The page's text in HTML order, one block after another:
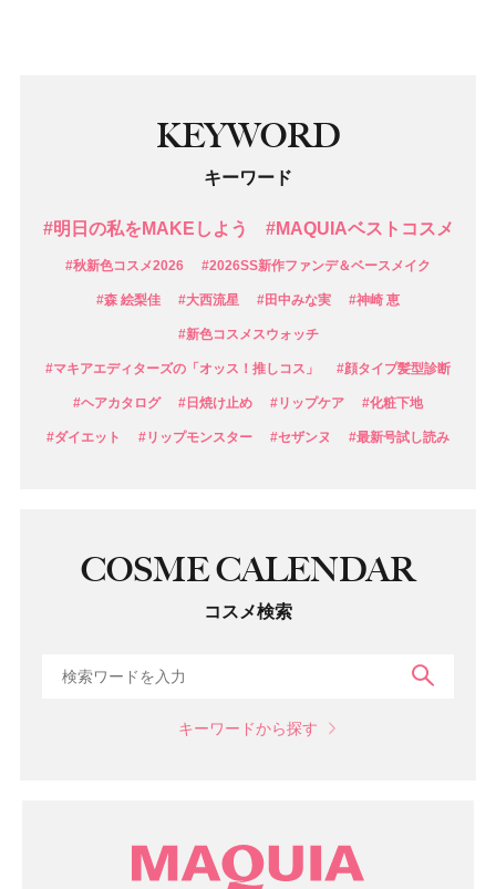
KEYWORD
キーワード
#明日の私をMAKEしよう #MAQUIAベストコスメ
#秋新色コスメ2026 #2026SS新作ファンデ＆ベースメイク
#森 絵梨佳 #大西流星 #田中みな実 #神崎 恵
#新色コスメスウォッチ
#マキアエディターズの「オッス！推しコス」 #顔タイプ髪型診断
#ヘアカタログ #日焼け止め #リップケア #化粧下地
#ダイエット #リップモンスター #セザンヌ #最新号試し読み
COSME CALENDAR
コスメ検索
キーワードから探す